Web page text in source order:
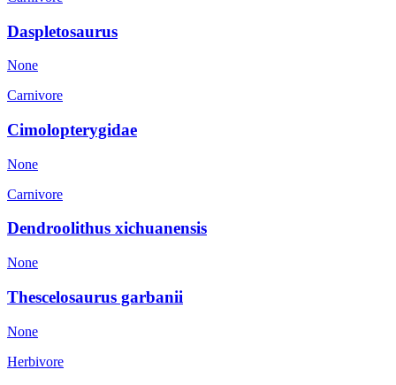
Daspletosaurus
None
Carnivore
Cimolopterygidae
None
Carnivore
Dendroolithus xichuanensis
None
Thescelosaurus garbanii
None
Herbivore